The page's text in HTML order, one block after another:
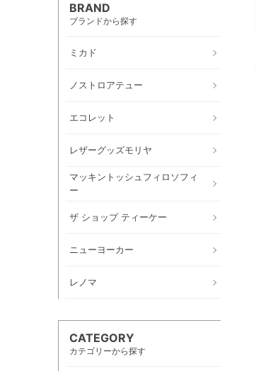
BRAND
ブランドから探す
ミカド
ノストロアテュー
エコレット
レザーグッズモリヤ
マッキントッシュフィロソフィ
ー
ザ ショップ ティーケー
ニューヨーカー
レノマ
CATEGORY
カテゴリーから探す